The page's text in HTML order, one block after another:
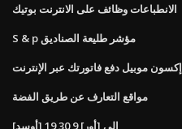
الانطباعات وظائف على الانترنت بوتيك
S & p مؤشر طليعة الصناديق
إكسون موبيل دفع فاتورتك عبر الإنترنت
مواقع التعارف عن طريق الفضة
[أوسد] إلى [أور] 9 30 19